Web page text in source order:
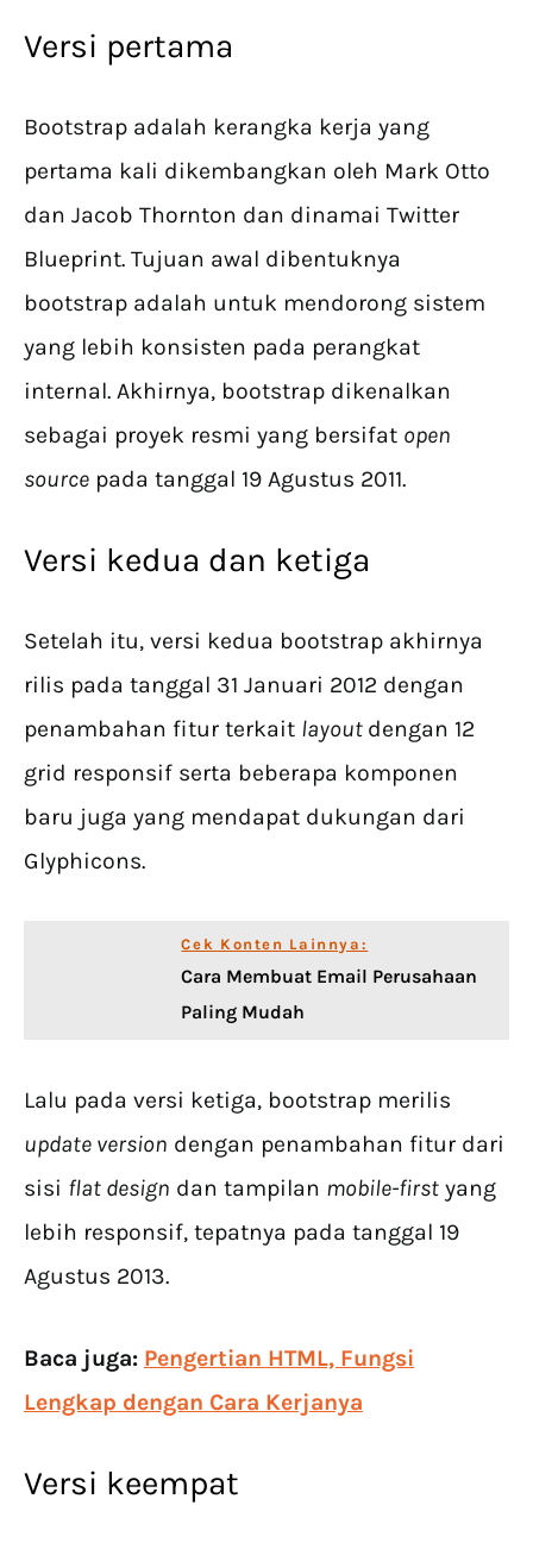
Versi pertama
Bootstrap adalah kerangka kerja yang
pertama kali dikembangkan oleh Mark Otto
dan Jacob Thornton dan dinamai Twitter
Blueprint. Tujuan awal dibentuknya
bootstrap adalah untuk mendorong sistem
yang lebih konsisten pada perangkat
internal. Akhirnya, bootstrap dikenalkan
sebagai proyek resmi yang bersifat open
source pada tanggal 19 Agustus 2011.
Versi kedua dan ketiga
Setelah itu, versi kedua bootstrap akhirnya
rilis pada tanggal 31 Januari 2012 dengan
penambahan fitur terkait layout dengan 12
grid responsif serta beberapa komponen
baru juga yang mendapat dukungan dari
Glyphicons.
Cek Konten Lainnya:
Cara Membuat Email Perusahaan
Paling Mudah
Lalu pada versi ketiga, bootstrap merilis
update version dengan penambahan fitur dari
sisi flat design dan tampilan mobile-first yang
lebih responsif, tepatnya pada tanggal 19
Agustus 2013.
Baca juga: Pengertian HTML, Fungsi
Lengkap dengan Cara Kerjanya
Versi keempat